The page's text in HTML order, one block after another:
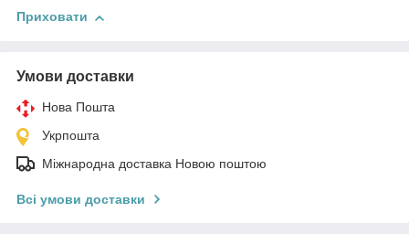
Приховати
Умови доставки
Нова Пошта
Укрпошта
Міжнародна доставка Новою поштою
Всі умови доставки